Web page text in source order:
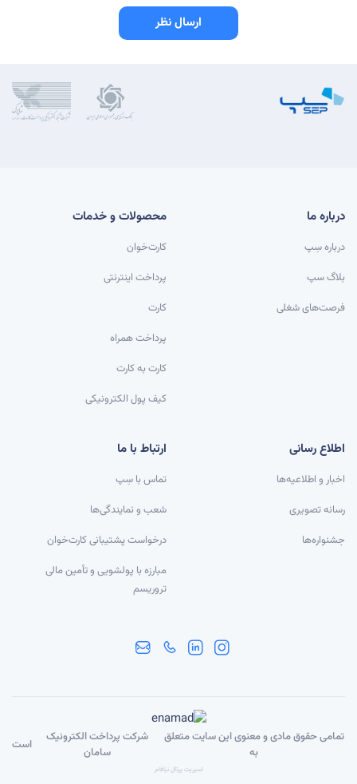
ارسال نظر
درباره ما
درباره سِپ
بلاگ سپ
فرصت‌های شغلی
محصولات و خدمات
کارت‌خوان
پرداخت اینترنتی
کارت
پرداخت همراه
کارت به کارت
کیف پول الکترونیکی
اطلاع رسانی
اخبار و اطلاعیه‌ها
رسانه تصویری
جشنواره‌ها
ارتباط با ما
تماس با سِپ
شعب و نمایندگی‌ها
درخواست پشتیبانی کارت‌خوان
مبارزه با پولشویی و تأمین مالی
تروریسم
تمامی حقوق مادی و معنوی این سایت متعلق
به
شرکت پرداخت الکترونیک
سامان
است
اسپریت پرتال نیافام